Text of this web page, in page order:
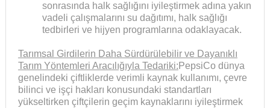
sonrasında halk sağlığını iyileştirmek adına yakın
vadeli çalışmalarını su dağıtımı, halk sağlığı
tedbirleri ve hijyen programlarına odaklayacak.
Tarımsal Girdilerin Daha Sürdürülebilir ve Dayanıklı
Tarım Yöntemleri Aracılığıyla Tedariki: PepsiCo dünya
genelindeki çiftliklerde verimli kaynak kullanımı, çevre
bilinci ve işçi hakları konusundaki standartları
yükseltirken çiftçilerin geçim kaynaklarını iyileştirmek